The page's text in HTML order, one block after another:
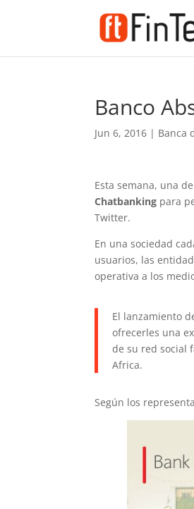
Banco
Jun 6, 2016 | Banca
Esta semana, una
Chatbanking para
Twitter.
En una sociedad
usuarios, las
operativa a los
El lanzamiento
ofrecerles una
de su red social
Africa.
Según los